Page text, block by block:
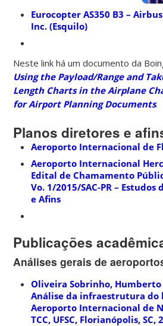
Eurocopter AS350 B3 –
Inc. (Esquilo)
Neste link há um documento da
Using the Payload/Range and
Length Charts in the Airplane
for Airport Planning Documents.
Planos diretores e
Aeroporto Internacional de
Aeroporto Internacional
Edital de Chamamento
Vo. 1/2015/SAC-PR – Estudos
e Afins
Publicações
Análises gerais de
Oliveira Sobrinho, Humberto
Análise da infraestrutura do
Aeroporto Internacional de
TCC, UFSC, Florianópolis, SC,